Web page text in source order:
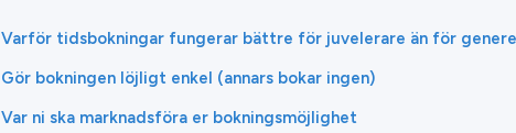
Varför tidsbokningar fungerar bättre för juvelerare än för
Gör bokningen löjligt enkel (annars bokar ingen)
Var ni ska marknadsföra er bokningsmöjlighet